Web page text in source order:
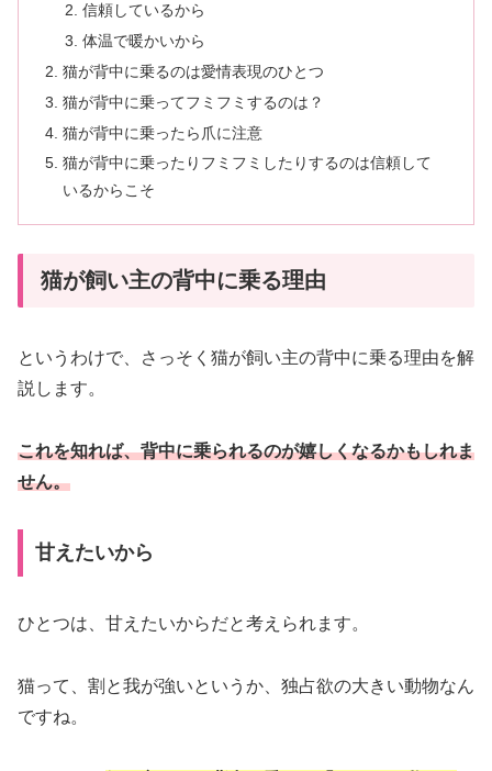
信頼しているから
体温で暖かいから
猫が背中に乗るのは愛情表現のひとつ
猫が背中に乗ってフミフミするのは？
猫が背中に乗ったら爪に注意
猫が背中に乗ったりフミフミしたりするのは信頼して
いるからこそ
猫が飼い主の背中に乗る理由
というわけで、さっそく猫が飼い主の背中に乗る理由を解
説します。
これを知れば、背中に乗られるのが嬉しくなるかもしれま
せん。
甘えたいから
ひとつは、甘えたいからだと考えられます。
猫って、割と我が強いというか、独占欲の大きい動物なん
ですね。